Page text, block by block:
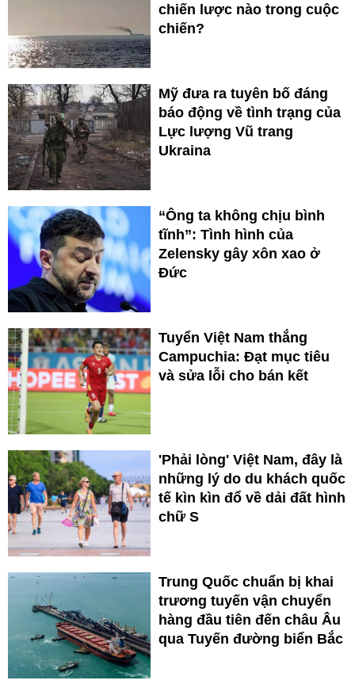
chiến lược nào trong cuộc
chiến?
Mỹ đưa ra tuyên bố đáng
báo động về tình trạng của
Lực lượng Vũ trang
Ukraina
“Ông ta không chịu bình
tĩnh”: Tình hình của
Zelensky gây xôn xao ở
Đức
Tuyển Việt Nam thắng
Campuchia: Đạt mục tiêu
và sửa lỗi cho bán kết
'Phải lòng' Việt Nam, đây là
những lý do du khách quốc
tế kìn kìn đổ về dải đất hình
chữ S
Trung Quốc chuẩn bị khai
trương tuyến vận chuyển
hàng đầu tiên đến châu Âu
qua Tuyến đường biển Bắc